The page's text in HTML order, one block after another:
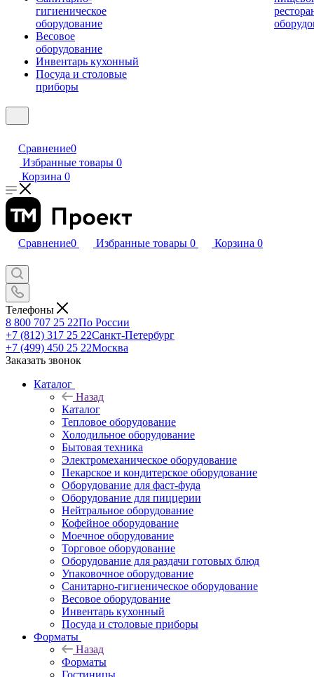
гигиеническое
оборудование
Весовое
оборудование
Инвентарь кухонный
Посуда и столовые
приборы
Сравнение0
Избранные товары 0
Корзина 0
Сравнение0 Избранные товары 0 Корзина 0
Телефоны
8 800 707 25 22По России
+7 (812) 317 25 22Санкт-Петербург
+7 (499) 450 25 22Москва
Заказать звонок
Каталог
Назад
Каталог
Тепловое оборудование
Холодильное оборудование
Бытовая техника
Электромеханическое оборудование
Пекарское и кондитерское оборудование
Оборудование для фаст-фуда
Оборудование для пиццерии
Нейтральное оборудование
Кофейное оборудование
Моечное оборудование
Торговое оборудование
Оборудование для раздачи готовых блюд
Упаковочное оборудование
Санитарно-гигиеническое оборудование
Весовое оборудование
Инвентарь кухонный
Посуда и столовые приборы
Форматы
Назад
Форматы
Гостиницы